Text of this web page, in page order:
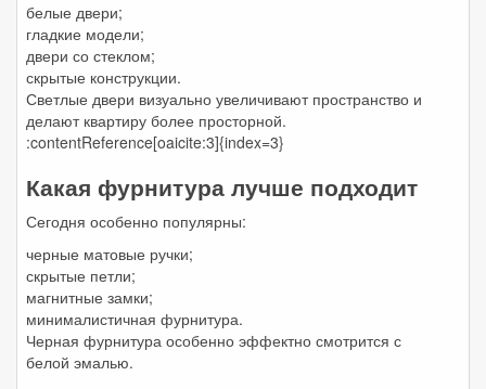
белые двери;
гладкие модели;
двери со стеклом;
скрытые конструкции.
Светлые двери визуально увеличивают пространство и
делают квартиру более просторной.
:contentReference[oaicite:3]{index=3}
Какая фурнитура лучше подходит
Сегодня особенно популярны:
черные матовые ручки;
скрытые петли;
магнитные замки;
минималистичная фурнитура.
Черная фурнитура особенно эффектно смотрится с
белой эмалью.